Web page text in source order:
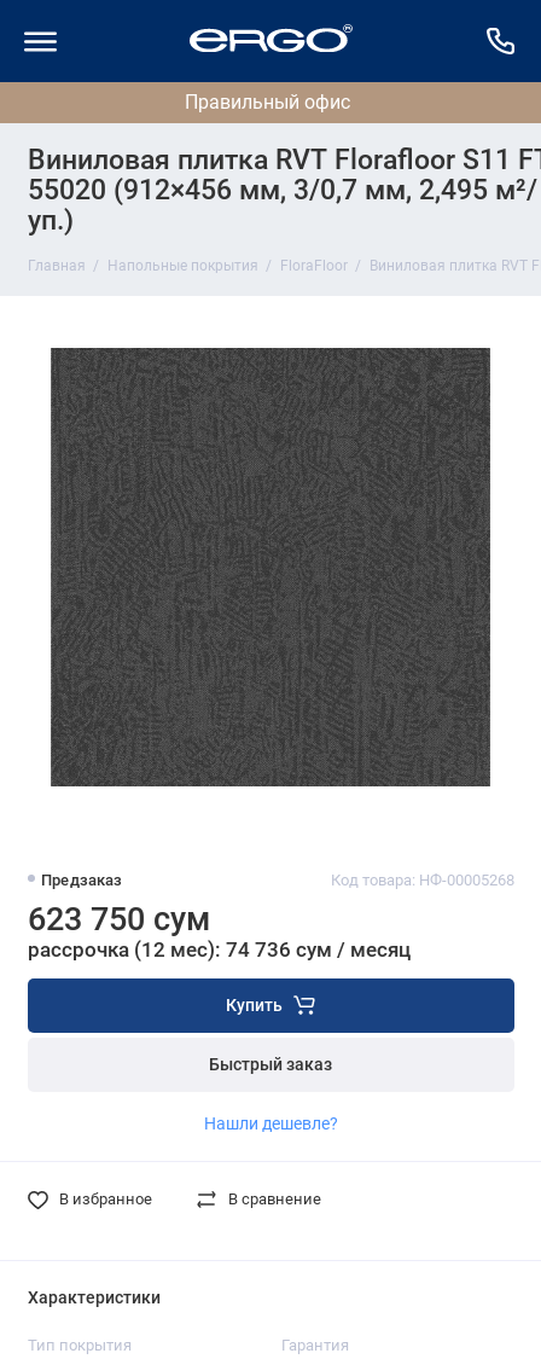
Виниловая плитка RVT Florafloor S11
55020 (912×456 мм, 3/0,7 мм, 2,495 м²/
уп.)
Главная Напольные покрытия FloraFloor Виниловая плитка RVT
Предзаказ Код товара: НФ-00005268
623 750 сум
рассрочка (12 мес): 74 736 сум / месяц
Купить
Быстрый заказ
Нашли дешевле?
В избранное В сравнение
Характеристики
Тип покрытия Гарантия